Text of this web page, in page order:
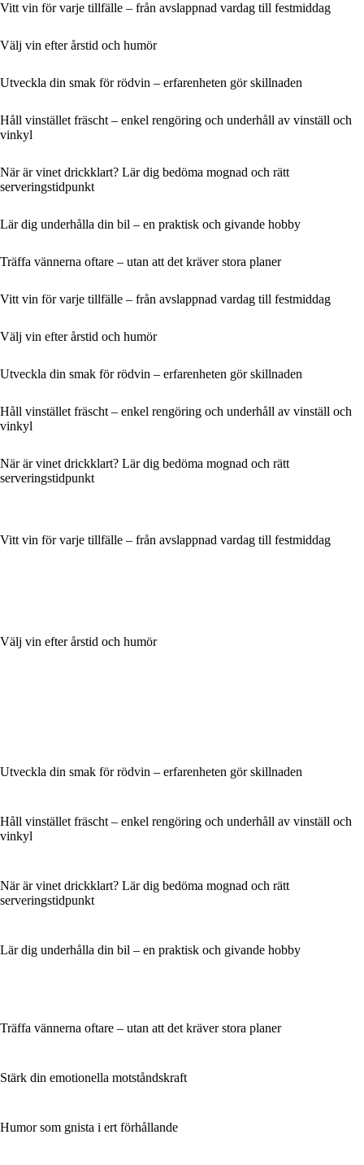
Vitt vin för varje tillfälle – från avslappnad vardag till festmiddag
Välj vin efter årstid och humör
Utveckla din smak för rödvin – erfarenheten gör skillnaden
Håll vinstället fräscht – enkel rengöring och underhåll av vinställ och
vinkyl
När är vinet drickklart? Lär dig bedöma mognad och rätt
serveringstidpunkt
Lär dig underhålla din bil – en praktisk och givande hobby
Träffa vännerna oftare – utan att det kräver stora planer
Vitt vin för varje tillfälle – från avslappnad vardag till festmiddag
Välj vin efter årstid och humör
Utveckla din smak för rödvin – erfarenheten gör skillnaden
Håll vinstället fräscht – enkel rengöring och underhåll av vinställ och
vinkyl
När är vinet drickklart? Lär dig bedöma mognad och rätt
serveringstidpunkt
Vitt vin för varje tillfälle – från avslappnad vardag till festmiddag
Välj vin efter årstid och humör
Utveckla din smak för rödvin – erfarenheten gör skillnaden
Håll vinstället fräscht – enkel rengöring och underhåll av vinställ och
vinkyl
När är vinet drickklart? Lär dig bedöma mognad och rätt
serveringstidpunkt
Lär dig underhålla din bil – en praktisk och givande hobby
Träffa vännerna oftare – utan att det kräver stora planer
Stärk din emotionella motståndskraft
Humor som gnista i ert förhållande